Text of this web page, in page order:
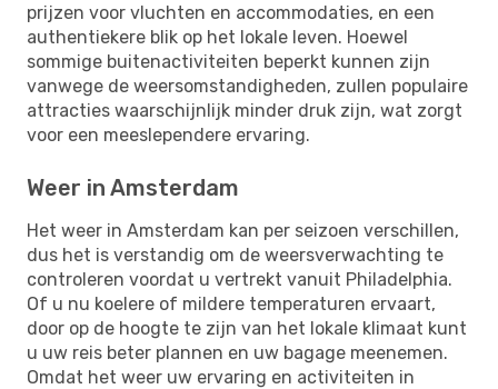
prijzen voor vluchten en accommodaties, en een
authentiekere blik op het lokale leven. Hoewel
sommige buitenactiviteiten beperkt kunnen zijn
vanwege de weersomstandigheden, zullen populaire
attracties waarschijnlijk minder druk zijn, wat zorgt
voor een meeslependere ervaring.
Weer in Amsterdam
Het weer in Amsterdam kan per seizoen verschillen,
dus het is verstandig om de weersverwachting te
controleren voordat u vertrekt vanuit Philadelphia.
Of u nu koelere of mildere temperaturen ervaart,
door op de hoogte te zijn van het lokale klimaat kunt
u uw reis beter plannen en uw bagage meenemen.
Omdat het weer uw ervaring en activiteiten in